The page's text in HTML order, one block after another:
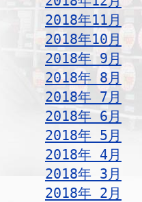
2018年11月
2018年10月
2018年 9月
2018年 8月
2018年 7月
2018年 6月
2018年 5月
2018年 4月
2018年 3月
2018年 2月